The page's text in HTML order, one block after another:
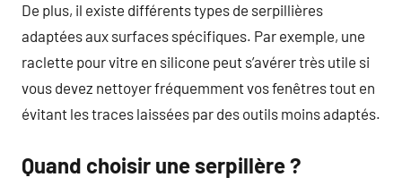
De plus, il existe différents types de serpillières
adaptées aux surfaces spécifiques. Par exemple, une
raclette pour vitre en silicone peut s’avérer très utile si
vous devez nettoyer fréquemment vos fenêtres tout en
évitant les traces laissées par des outils moins adaptés.
Quand choisir une serpillère ?